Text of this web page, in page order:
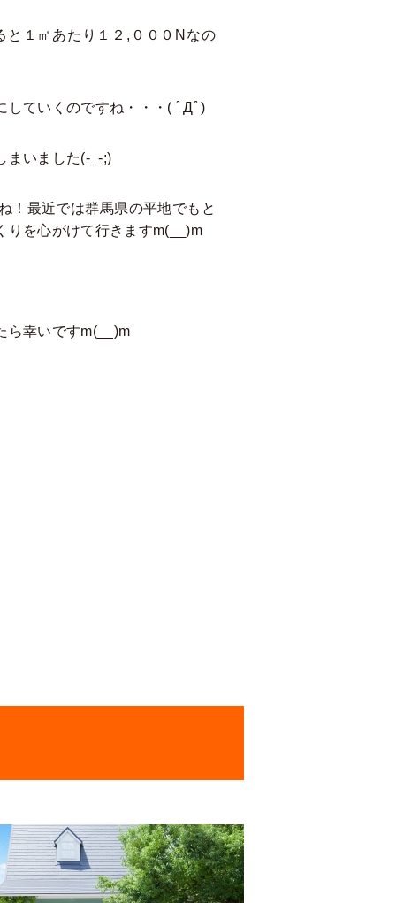
１㎡あたり１２,０００Nなの
ていくのですね・・・( ﾟДﾟ)
まいました(-_-;)
最近では群馬県の平地でもと
りを心がけて行きますm(__)m
ら幸いですm(__)m